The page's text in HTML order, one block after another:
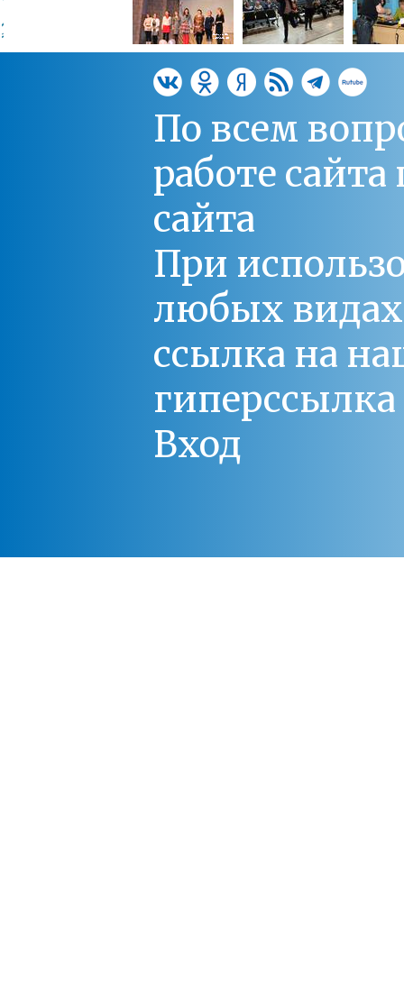
По всем
работе
сайта
При
любых
ссылка на
Вход